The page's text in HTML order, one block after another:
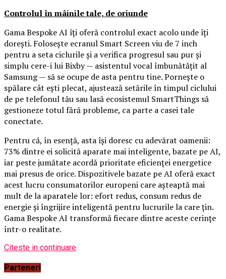
Controlul în mâinile tale, de oriunde
Gama Bespoke AI îți oferă controlul exact acolo unde îți
dorești. Folosește ecranul Smart Screen viu de 7 inch
pentru a seta ciclurile și a verifica progresul sau pur și
simplu cere-i lui Bixby — asistentul vocal îmbunătățit al
Samsung — să se ocupe de asta pentru tine. Pornește o
spălare cât ești plecat, ajustează setările în timpul ciclului
de pe telefonul tău sau lasă ecosistemul SmartThings să
gestioneze totul fără probleme, ca parte a casei tale
conectate.
Pentru că, în esență, asta își doresc cu adevărat oamenii:
73% dintre ei solicită aparate mai inteligente, bazate pe AI,
iar peste jumătate acordă prioritate eficienței energetice
mai presus de orice. Dispozitivele bazate pe AI oferă exact
acest lucru consumatorilor europeni care așteaptă mai
mult de la aparatele lor: efort redus, consum redus de
energie și îngrijire inteligentă pentru lucrurile la care țin.
Gama Bespoke AI transformă fiecare dintre aceste cerințe
într-o realitate.
Citeste in continuare
Parteneri